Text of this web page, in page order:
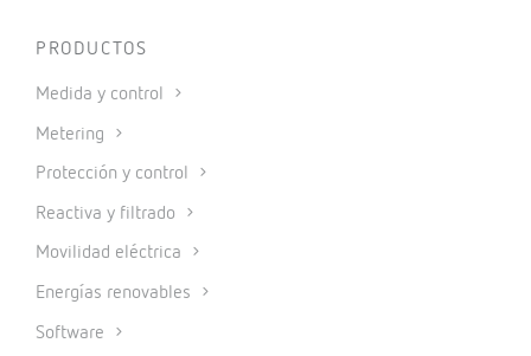
PRODUCTOS
Medida y control
Metering
Protección y control
Reactiva y filtrado
Movilidad eléctrica
Energías renovables
Software